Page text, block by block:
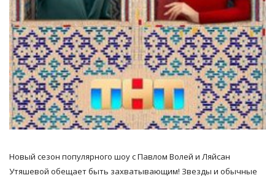
Новый сезон популярного шоу с Павлом Волей и Ляйсан
Утяшевой обещает быть захватывающим! Звезды и обычные